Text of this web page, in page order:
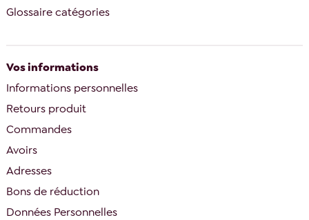
Glossaire catégories
Vos informations
Informations personnelles
Retours produit
Commandes
Avoirs
Adresses
Bons de réduction
Données Personnelles